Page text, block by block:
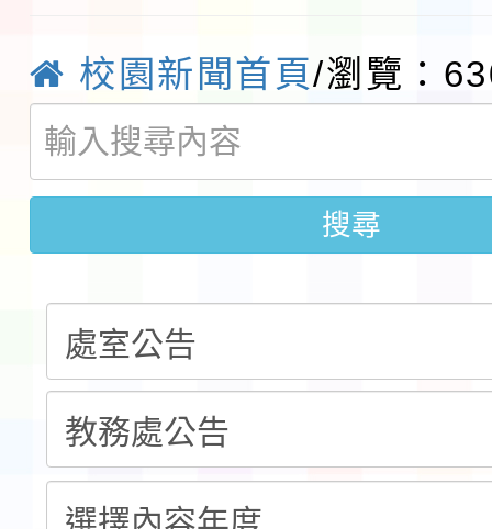
實施要點各1份
程
函轉國家通訊傳播委員
鎮韌性（防空）演習－
速演練執行計畫」
「115年金融知識線上
法」
本校115學年度第1學
第3次招考代課鐘點教
告(不再辦理後續甄選)
檢送「桃園市115學年
賽實施要點」1份
本市「115學年度學生
程安排一案
「桃園市補助參觀特色
展演活動實施計畫」
請一案
校園新聞首頁/瀏覽：
搜尋